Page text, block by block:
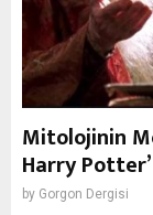
Mitolojinin
Harry
by Gorgon Dergisi